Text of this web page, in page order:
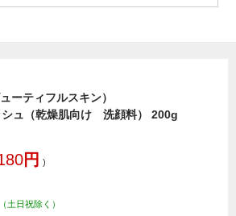
ーティフルスキン）
シュ（乾燥肌向け 洗顔料） 200g
円 )
土日祝除く）